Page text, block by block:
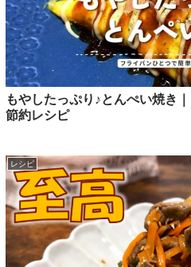
もやしたっぷり♪とんぺい焼き
節約レシピ
レシピ